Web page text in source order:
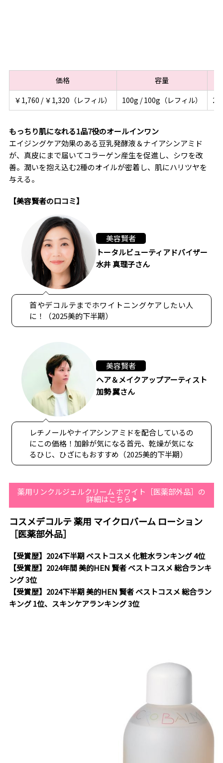
価格 容量
￥1,760 / ￥1,320（レフィル）
100g / 100g（レフィル）
もっちり肌になれる1品7役のオールインワン
エイジングケア効果のある豆乳発酵液＆ナイアシンアミド
が、真皮にまで届いてコラーゲン産生を促進し、シワを改
善。潤いを抱え込む2種のオイルが密着し、肌にハリツヤを
与える。
【美容賢者の口コミ】
美容賢者
トータルビューティアドバイザー
水井 真理子さん
首やデコルテまでホワイトニングケアしたい人
に！（2025美的下半期）
美容賢者
ヘア＆メイクアップアーティスト
加勢 翼さん
レチノールやナイアシンアミドを配合しているの
にこの価格！加齢が気になる首元、乾燥が気にな
るひじ、ひざにもおすすめ（2025美的下半期）
薬用リンクルジェルクリーム ホワイト［医薬部外品］の
詳細はこちら
コスメデコルテ 薬用 マイクロバーム ローション
［医薬部外品］
【受賞歴】2024下半期 ベストコスメ 化粧水ランキング 4位
【受賞歴】2024年間 美的HEN 賢者 ベストコスメ 総合ランキ
ング 3位
【受賞歴】2024下半期 美的HEN 賢者 ベストコスメ 総合ラン
キング 1位、スキンケアランキング 3位